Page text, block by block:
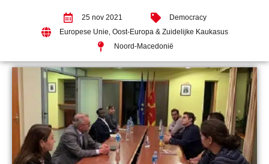
25 nov 2021
Democracy
Europese Unie, Oost-Europa & Zuidelijke Kaukasus
Noord-Macedonië